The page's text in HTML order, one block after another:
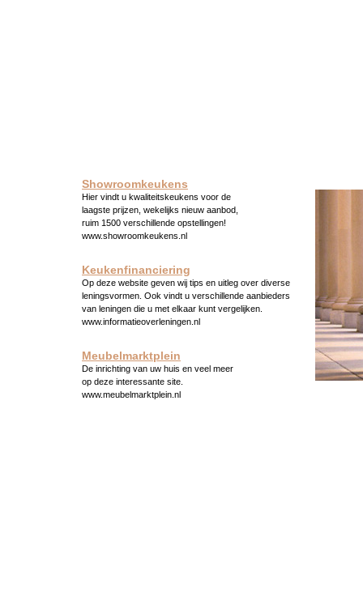
Showroomkeukens
Hier vindt u kwaliteitskeukens voor de
laagste prijzen, wekelijks nieuw aanbod,
ruim 1500 verschillende opstellingen!
www.showroomkeukens.nl
Keukenfinanciering
Op deze website geven wij tips en uitleg over diverse
leningsvormen. Ook vindt u verschillende aanbieders
van leningen die u met elkaar kunt vergelijken.
www.informatieoverleningen.nl
Meubelmarktplein
De inrichting van uw huis en veel meer
op deze interessante site.
www.meubelmarktplein.nl